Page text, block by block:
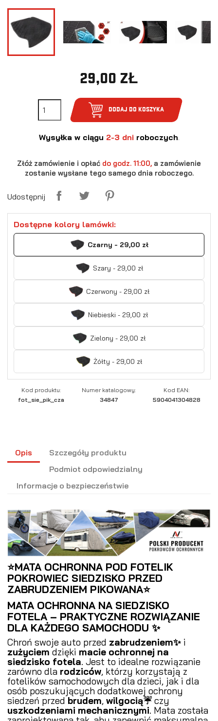
29,00 ZŁ
DODAJ DO KOSZYKA
Wysyłka w ciągu 2-3 dni roboczych.
Złóż zamówienie i opłać do godz. 11:00, a zamówienie
zostanie wysłane tego samego dnia roboczego.
Udostępnij
Dostępne kolory lamówki:
Czarny - 29,00 zł
Szary - 29,00 zł
Czerwony - 29,00 zł
Niebieski - 29,00 zł
Zielony - 29,00 zł
Żółty - 29,00 zł
Kod produktu:
fot_sie_pik_cza
Numer katalogowy:
34847
Kod EAN:
5904041304828
Opis
Szczegóły produktu
Podmiot odpowiedzialny
Informacje o bezpieczeństwie
⭐MATA OCHRONNA POD FOTELIK
POKROWIEC SIEDZISKO PRZED
ZABRUDZENIEM PIKOWANA⭐
MATA OCHRONNA NA SIEDZISKO
FOTELA – PRAKTYCZNE ROZWIĄZANIE
DLA KAŻDEGO SAMOCHODU ✨
Chroń swoje auto przed zabrudzeniem✨ i
zużyciem dzięki macie ochronnej na
siedzisko fotela. Jest to idealne rozwiązanie
zarówno dla rodziców, którzy korzystają z
fotelików samochodowych dla dzieci, jak i dla
osób poszukujących dodatkowej ochrony
siedzeń przed brudem, wilgocią☔czy
uszkodzeniami mechanicznymi. Mata została